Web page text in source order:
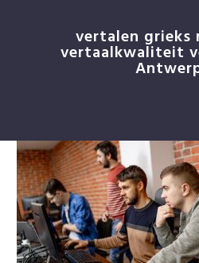
vertalen grieks
vertaalkwaliteit